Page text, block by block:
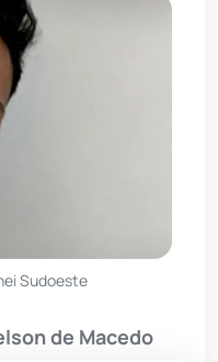
Sudoeste
de Macedo